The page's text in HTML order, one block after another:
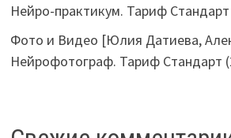
Нейро-практикум. Тариф Стандарт
Фото и Видео [Юлия Датиева,
Нейрофотограф. Тариф Стандарт